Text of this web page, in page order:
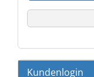
Kundenlogin